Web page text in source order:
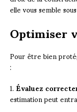
elle vous semble
Optimiser
Pour être bien
:
1.Évaluez
estimation peut